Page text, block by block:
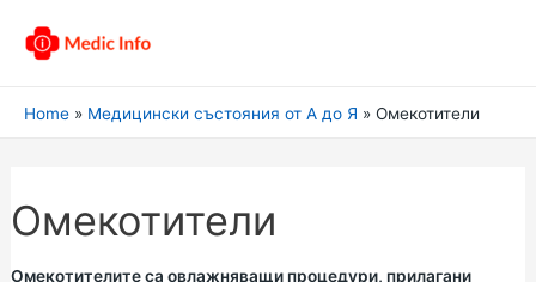
Home Медицински състояния от А до Я Омекотители
Омекотители
Омекотителите са овлажняващи процедури, прилагани